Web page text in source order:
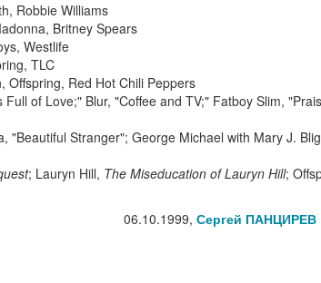
Robbie Williams
Britney Spears
Westlife
TLC
Offspring, Red Hot Chili Peppers
of Love;" Blur, "Coffee and TV;" Fatboy Slim,
"Beautiful Stranger"; George Michael with Mary J.
; Lauryn Hill, The Miseducation of Lauryn Hill;
06.10.1999, Сергей ПАНЦИРЕВ